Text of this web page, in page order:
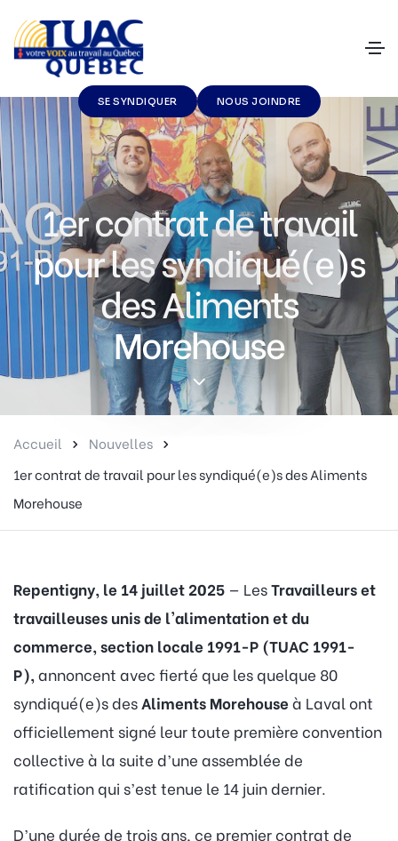
SE SYNDIQUER NOUS JOINDRE
1er contrat de travail
pour les syndiqué(e)s
des Aliments
Morehouse
Accueil
Nouvelles
1er contrat de travail pour les syndiqué(e)s des Aliments
Morehouse
Repentigny, le 14 juillet 2025 — LesTravailleurs et
travailleuses unis de l'alimentation et du
commerce, section locale 1991-P (TUAC 1991-
P),annoncent avec fierté que les quelque 80
syndiqué(e)s desAliments Morehouse à Laval ont
officiellement signé leur toute première convention
collective à la suite d’une assemblée de
ratification qui s’est tenue le 14 juin dernier.
D’une durée de trois ans, ce premier contrat de